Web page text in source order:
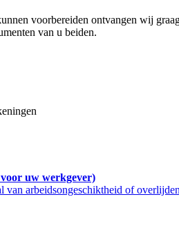
voorbereiden ontvangen wij
van u beiden.
uw werkgever)
arbeidsongeschiktheid of